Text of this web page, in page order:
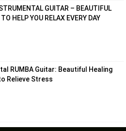
GUITAR – BEAUTIFUL
HELP YOU RELAX EVERY DAY
RUMBA Guitar: Beautiful Healing
Relieve Stress